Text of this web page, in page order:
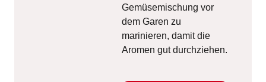
Gemüsemischung vor
dem Garen zu
marinieren, damit die
Aromen gut durchziehen.